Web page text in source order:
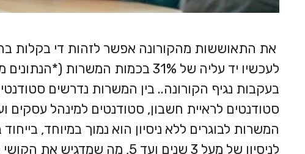
את התאוששות מהקורונה אפשר לזהות די בקלות
לעכשיו יד עליה של 31% בכמות המשרות (
*
בעקבות נגיף הקורונה.. בין המשרות נדרשים
סטודנטים לראיית חשבון, סטודנטים למינהל עסקים
המשרות לבוגרים ללא ניסיון הוא נמוך במיוחד,
לניסיון של מעל 3 שנים ועד 5,